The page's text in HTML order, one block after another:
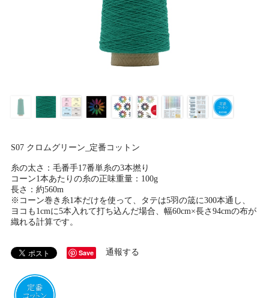
S07 クロムグリーン_定番コットン
糸の太さ：毛番手17番単糸の3本撚り
コーン1本あたりの糸の正味重量：100g
長さ：約560m
※コーン巻き糸1本だけを使って、タテは5羽の筬に300本通し、
ヨコも1cmに5本入れて打ち込んだ場合、幅60cm×長さ94cmの布が
織れる計算です。
Save 通報する